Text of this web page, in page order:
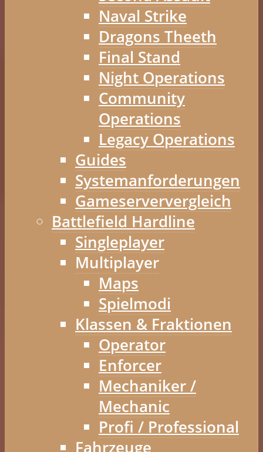
Naval Strike
Dragons Theeth
Final Stand
Night Operations
Community
Operations
Legacy Operations
Guides
Systemanforderungen
Gameserververgleich
Battlefield Hardline
Singleplayer
Multiplayer
Maps
Spielmodi
Klassen & Fraktionen
Operator
Enforcer
Mechaniker /
Mechanic
Profi / Professional
Fahrzeuge